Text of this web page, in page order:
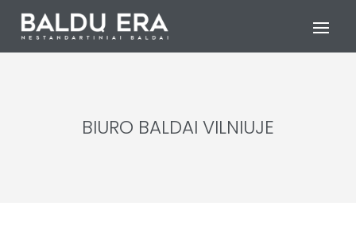
BIURO BALDAI VILNIUJE